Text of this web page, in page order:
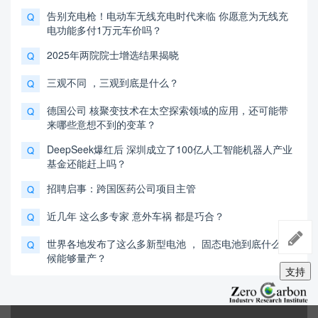
支持
Q
告别充电枪！电动车无线充电时代来临 你愿意为无线充
电功能多付1万元车价吗？
Q 2025年两院院士增选结果揭晓
Q 三观不同 ，三观到底是什么？
Q
德国公司 核聚变技术在太空探索领域的应用，还可能带
来哪些意想不到的变革？
Q
DeepSeek爆红后 深圳成立了100亿人工智能机器人产业
基金还能赶上吗？
Q 招聘启事：跨国医药公司项目主管
Q 近几年 这么多专家 意外车祸 都是巧合？
Q
世界各地发布了这么多新型电池 ， 固态电池到底什么时
候能够量产？